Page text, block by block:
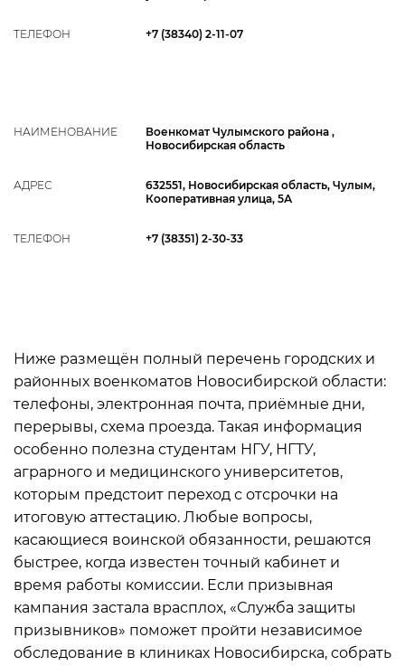
ТЕЛЕФОН +7 (38340) 2-11-07
НАИМЕНОВАНИЕ
Военкомат Чулымского района ,
Новосибирская область
АДРЕС
632551, Новосибирская область, Чулым,
Кооперативная улица, 5А
ТЕЛЕФОН +7 (38351) 2-30-33
Ниже размещён полный перечень городских и
районных военкоматов Новосибирской области:
телефоны, электронная почта, приёмные дни,
перерывы, схема проезда. Такая информация
особенно полезна студентам НГУ, НГТУ,
аграрного и медицинского университетов,
которым предстоит переход с отсрочки на
итоговую аттестацию. Любые вопросы,
касающиеся воинской обязанности, решаются
быстрее, когда известен точный кабинет и
время работы комиссии. Если призывная
кампания застала врасплох, «Служба защиты
призывников» поможет пройти независимое
обследование в клиниках Новосибирска, собрать